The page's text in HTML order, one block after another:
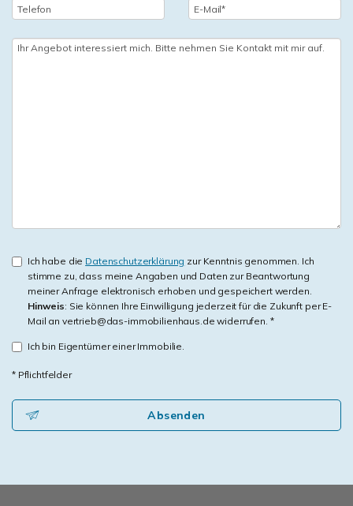
Ich habe die Datenschutzerklärung zur Kenntnis genommen. Ich
stimme zu, dass meine Angaben und Daten zur Beantwortung
meiner Anfrage elektronisch erhoben und gespeichert werden.
Hinweis: Sie können Ihre Einwilligung jederzeit für die Zukunft per E-
Mail an vertrieb@das-immobilienhaus.de widerrufen. *
Ich bin Eigentümer einer Immobilie.
* Pflichtfelder
Absenden